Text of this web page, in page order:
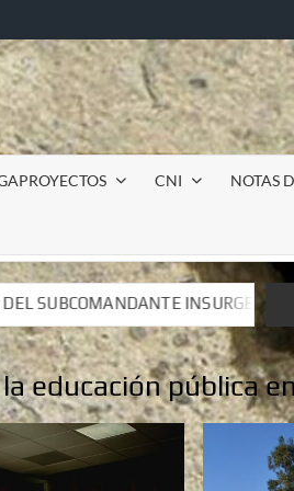
CNI NOTAS
MOISÉS A LUIS DE TAVIRA
MOISÉS A LUIS DE TAVIRA
educación pública